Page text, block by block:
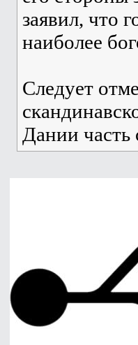
заявил, что
наиболее
Следует
Дании